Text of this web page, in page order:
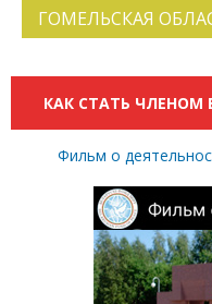
ГОМЕЛЬСКАЯ
КАК СТАТЬ
Фильм о